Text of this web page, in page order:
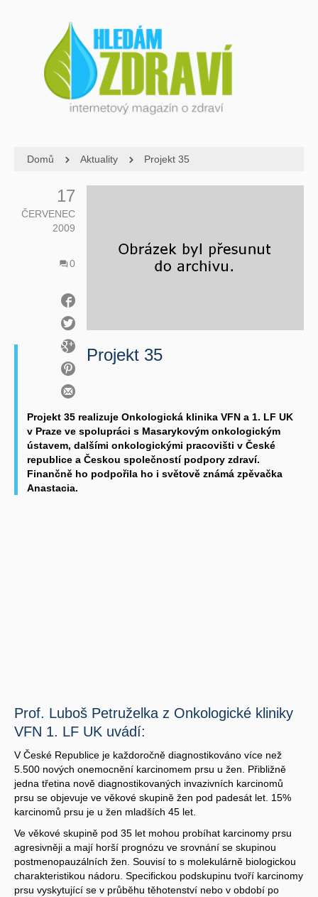
Domů Aktuality Projekt 35
17
ČERVENEC
2009
0
Projekt 35
Projekt 35 realizuje Onkologická klinika VFN a 1. LF UK
v Praze ve spolupráci s Masarykovým onkologickým
ústavem, dalšími onkologickými pracovišti v České
republice a Českou společností podpory zdraví.
Finančně ho podpořila ho i světově známá zpěvačka
Anastacia.
Prof. Luboš Petruželka z Onkologické kliniky
VFN 1. LF UK uvádí:
V České Republice je každoročně diagnostikováno více než
5.500 nových onemocnění karcinomem prsu u žen. Přibližně
jedna třetina nově diagnostikovaných invazivních karcinomů
prsu se objevuje ve věkové skupině žen pod padesát let. 15%
karcinomů prsu je u žen mladších 45 let.
Ve věkové skupině pod 35 let mohou probíhat karcinomy prsu
agresivněji a mají horší prognózu ve srovnání se skupinou
postmenopauzálních žen. Souvisí to s molekulárně biologickou
charakteristikou nádoru. Specifickou podskupinu tvoří karcinomy
prsu vyskytující se v průběhu těhotenství nebo v období po